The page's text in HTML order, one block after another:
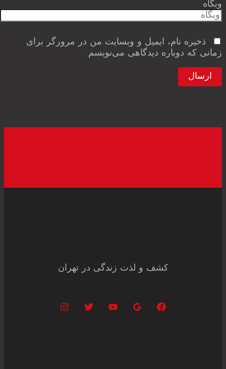
وبگاه
ذخیره نام، ایمیل و وبسایت من در مرورگر برای
زمانی که دوباره دیدگاهی می‌نویسم.
کشف و لذت زندگی در تهران